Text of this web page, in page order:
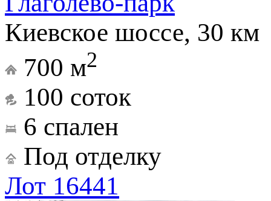
Киевское шоссе, 30 км
700 м2
100 соток
6 спален
Под отделку
Лот 16441